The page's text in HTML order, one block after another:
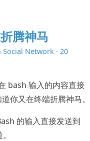
腾神马
Social Network · 20
bash 输入的内容直接
你又在终端折腾神马。
的输入直接发送到